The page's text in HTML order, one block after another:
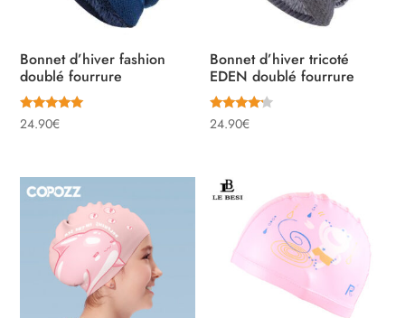
Bonnet d’hiver fashion
doublé fourrure
Note
5.00
24.90€
Bonnet d’hiver tricoté
EDEN doublé fourrure
Note
4.00
24.90€